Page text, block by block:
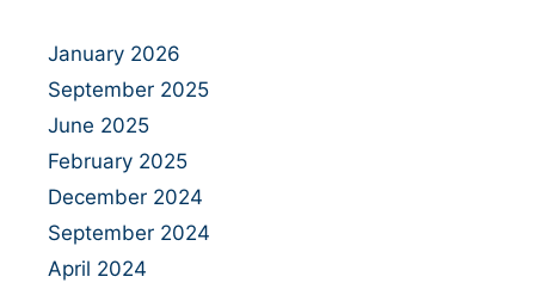
January 2026
September 2025
June 2025
February 2025
December 2024
September 2024
April 2024